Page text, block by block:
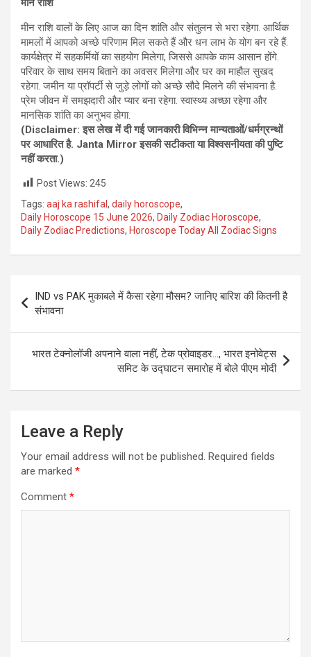
मीन राशि
मीन राशि वालों के लिए आज का दिन शांति और संतुलन से भरा रहेगा. आर्थिक
मामलों में आपको अच्छे परिणाम मिल सकते हैं और धन लाभ के योग बन रहे हैं.
कार्यक्षेत्र में सहकर्मियों का सहयोग मिलेगा, जिससे आपके काम आसान होंगे.
परिवार के साथ समय बिताने का अवसर मिलेगा और घर का माहौल सुखद
रहेगा. जमीन या प्रॉपर्टी से जुड़े लोगों को अच्छे सौदे मिलने की संभावना है.
प्रेम जीवन में समझदारी और प्यार बना रहेगा. स्वास्थ्य अच्छा रहेगा और
मानसिक शांति का अनुभव होगा.
(Disclaimer: इस लेख में दी गई जानकारी विभिन्‍न मान्‍यताओं/धर्मग्रन्‍थों
पर आधारित है. Janta Mirror इसकी सटीकता या विश्‍वसनीयता की पुष्टि
नहीं करता.)
Post Views: 245
Tags: aaj ka rashifal , daily horoscope,
Daily Horoscope 15 June 2026, Daily Zodiac Horoscope,
Daily Zodiac Predictions, Horoscope Today All Zodiac Signs
navigation
IND vs PAK मुकाबले में कैसा रहेगा मौसम? जानिए बारिश की कितनी है
संभावना
भारत टेक्नोलॉजी अपनाने वाला नहीं, टेक प्रोवाइडर…, भारत इनोवेट्स
समिट के उद्घाटन समारोह में बोले पीएम मोदी
Leave a Reply
Your email address will not be published. Required fields
are marked *
Comment *